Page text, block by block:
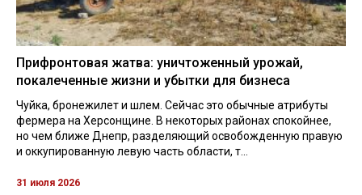
Прифронтовая жатва: уничтоженный урожай,
покалеченные жизни и убытки для бизнеса
Чуйка, бронежилет и шлем. Сейчас это обычные атрибуты
фермера на Херсонщине. В некоторых районах спокойнее,
но чем ближе Днепр, разделяющий освобожденную правую
и оккупированную левую часть области, т...
31 июля 2026